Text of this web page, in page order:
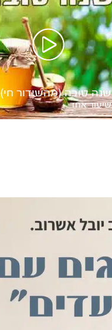
שנה טובה (מהשידור חי)
שיעור אחד